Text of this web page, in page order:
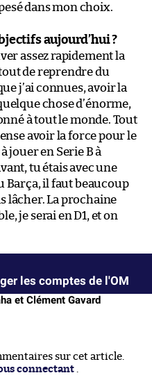
dans mon choix.
aujourd’hui ?
assez rapidement la
de reprendre du
j’ai connues, avoir la
chose d’énorme,
à tout le monde. Tout
avoir la force pour le
jouer en Serie B à
tu étais avec une
Barça, il faut beaucoup
lâcher. La prochaine
je serai en D1, et on
les comptes de l'OM
et Clément Gavard
sur cet article.
connectant